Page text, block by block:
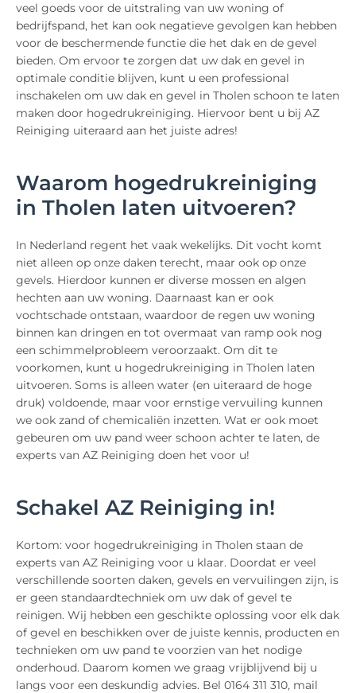
veel goeds voor de uitstraling van uw woning of
bedrijfspand, het kan ook negatieve gevolgen kan hebben
voor de beschermende functie die het dak en de gevel
bieden. Om ervoor te zorgen dat uw dak en gevel in
optimale conditie blijven, kunt u een professional
inschakelen om uw dak en gevel in Tholen schoon te laten
maken door hogedrukreiniging. Hiervoor bent u bij AZ
Reiniging uiteraard aan het juiste adres!
Waarom hogedrukreiniging
in Tholen laten uitvoeren?
In Nederland regent het vaak wekelijks. Dit vocht komt
niet alleen op onze daken terecht, maar ook op onze
gevels. Hierdoor kunnen er diverse mossen en algen
hechten aan uw woning. Daarnaast kan er ook
vochtschade ontstaan, waardoor de regen uw woning
binnen kan dringen en tot overmaat van ramp ook nog
een schimmelprobleem veroorzaakt. Om dit te
voorkomen, kunt u hogedrukreiniging in Tholen laten
uitvoeren. Soms is alleen water (en uiteraard de hoge
druk) voldoende, maar voor ernstige vervuiling kunnen
we ook zand of chemicaliën inzetten. Wat er ook moet
gebeuren om uw pand weer schoon achter te laten, de
experts van AZ Reiniging doen het voor u!
Schakel AZ Reiniging in!
Kortom: voor hogedrukreiniging in Tholen staan de
experts van AZ Reiniging voor u klaar. Doordat er veel
verschillende soorten daken, gevels en vervuilingen zijn, is
er geen standaardtechniek om uw dak of gevel te
reinigen. Wij hebben een geschikte oplossing voor elk dak
of gevel en beschikken over de juiste kennis, producten en
technieken om uw pand te voorzien van het nodige
onderhoud. Daarom komen we graag vrijblijvend bij u
langs voor een deskundig advies. Bel 0164 311 310, mail